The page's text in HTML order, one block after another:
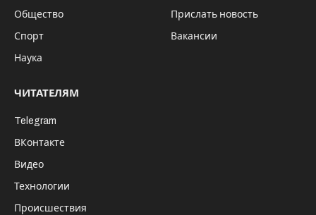
Общество
Спорт
Наука
Прислать новость
Вакансии
ЧИТАТЕЛЯМ
Telegram
ВКонтакте
Видео
Технологии
Происшествия